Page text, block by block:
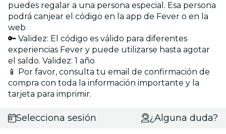
puedes regalar a una persona especial. Esa persona
podrá canjear el código en la app de Fever o en la
web
🔑 Validez: El código es válido para diferentes
experiencias Fever y puede utilizarse hasta agotar
el saldo. Validez: 1 año
📱 Por favor, consulta tu email de confirmación de
compra con toda la información importante y la
tarjeta para imprimir.
Selecciona sesión ¿Alguna duda?